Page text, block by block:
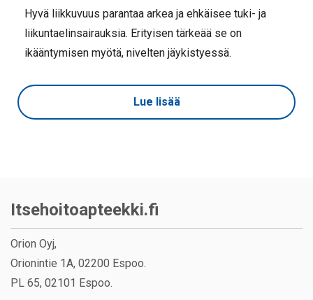
Hyvä liikkuvuus parantaa arkea ja ehkäisee tuki- ja
liikuntaelinsairauksia. Erityisen tärkeää se on
ikääntymisen myötä, nivelten jäykistyessä.
Lue lisää
Itsehoitoapteekki.fi
Orion Oyj,
Orionintie 1A, 02200 Espoo.
PL 65, 02101 Espoo.